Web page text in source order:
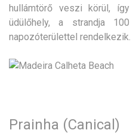
hullámtörő veszi körül,
üdülőhely, a strandja
napozóterülettel rendelkezik.
Prainha (Canical)